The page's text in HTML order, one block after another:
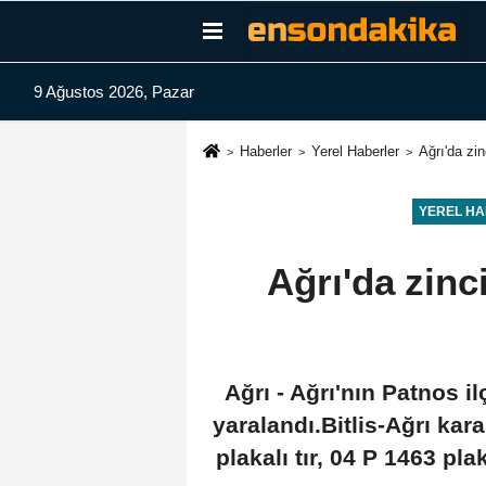
9 Ağustos 2026, Pazar
Haberler Yerel Haberler Ağrı'da
YEREL
Ağrı'da
Ağrı - Ağrı'nın
yaralandı.Bitlis-Ağrı
plakalı tır, 04 P 1463